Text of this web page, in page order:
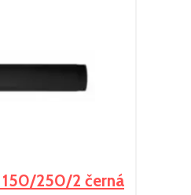
150/250/2 černá